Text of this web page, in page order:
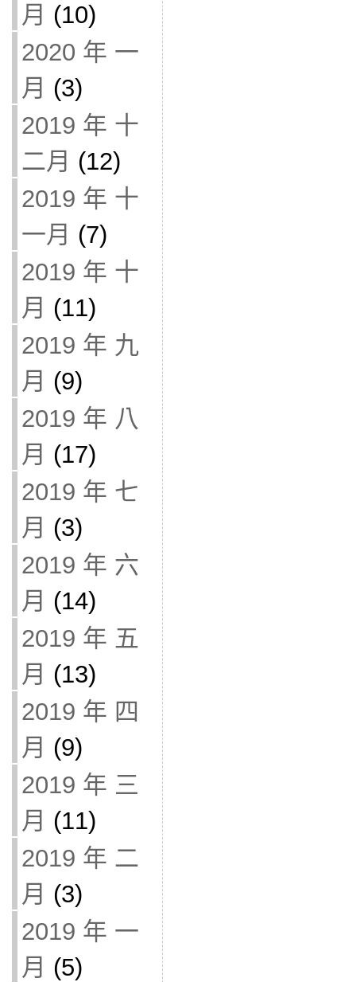
月 (10)
2020 年 一
月 (3)
2019 年 十
二月 (12)
2019 年 十
一月 (7)
2019 年 十
月 (11)
2019 年 九
月 (9)
2019 年 八
月 (17)
2019 年 七
月 (3)
2019 年 六
月 (14)
2019 年 五
月 (13)
2019 年 四
月 (9)
2019 年 三
月 (11)
2019 年 二
月 (3)
2019 年 一
月 (5)